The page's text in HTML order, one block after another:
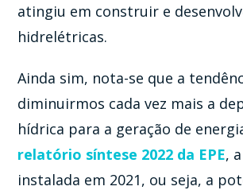
atingiu em construir e
hidrelétricas.
Ainda sim, nota-se que a
diminuirmos cada vez mais a
hídrica para a geração de
relatório síntese 2022 da EPE,
instalada em 2021, ou seja, a